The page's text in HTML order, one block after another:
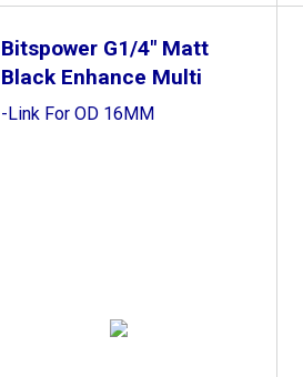
Bitspower G1/4" Matt
Black Enhance Multi
-Link For OD 16MM